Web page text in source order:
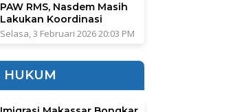
PAW RMS, Nasdem Masih
Lakukan Koordinasi
Selasa, 3 Februari 2026 20:03 PM
HUKUM